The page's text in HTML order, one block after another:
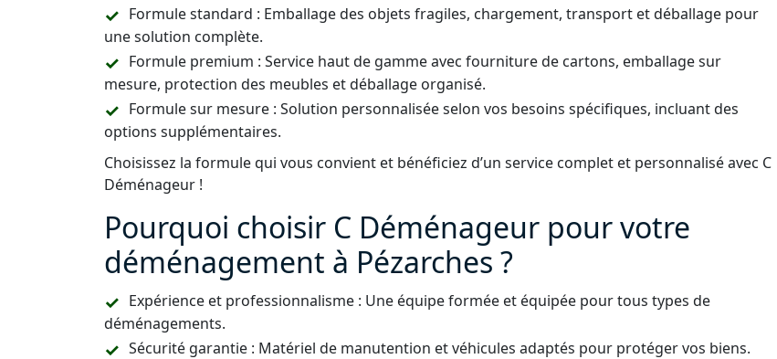
Formule standard : Emballage des objets fragiles, chargement, transport et déballage pour
une solution complète.
Formule premium : Service haut de gamme avec fourniture de cartons, emballage sur
mesure, protection des meubles et déballage organisé.
Formule sur mesure : Solution personnalisée selon vos besoins spécifiques, incluant des
options supplémentaires.
Choisissez la formule qui vous convient et bénéficiez d’un service complet et personnalisé avec C
Déménageur !
Pourquoi choisir C Déménageur pour votre
déménagement à Pézarches ?
Expérience et professionnalisme : Une équipe formée et équipée pour tous types de
déménagements.
Sécurité garantie : Matériel de manutention et véhicules adaptés pour protéger vos biens.